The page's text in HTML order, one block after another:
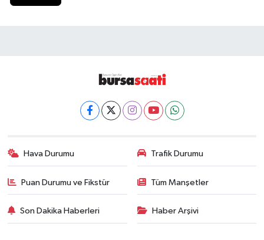
Hava Durumu Trafik Durumu
Puan Durumu ve Fikstür Tüm Manşetler
Son Dakika Haberleri Haber Arşivi